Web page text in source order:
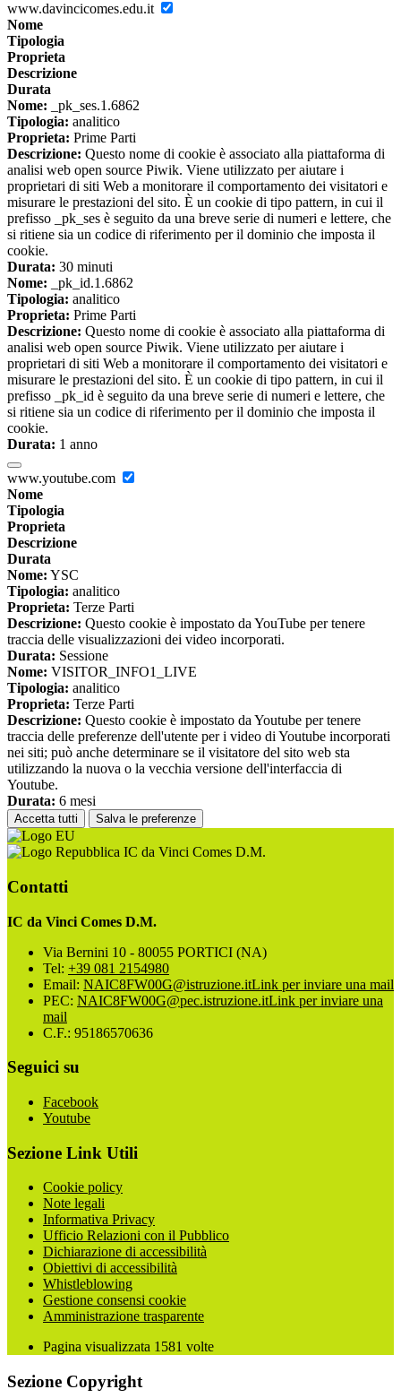
www.davincicomes.edu.it
Nome
Tipologia
Proprieta
Descrizione
Durata
Nome: _pk_ses.1.6862
Tipologia: analitico
Proprieta: Prime Parti
Descrizione: Questo nome di cookie è associato alla piattaforma di
analisi web open source Piwik. Viene utilizzato per aiutare i
proprietari di siti Web a monitorare il comportamento dei visitatori e
misurare le prestazioni del sito. È un cookie di tipo pattern, in cui il
prefisso _pk_ses è seguito da una breve serie di numeri e lettere, che
si ritiene sia un codice di riferimento per il dominio che imposta il
cookie.
Durata: 30 minuti
Nome: _pk_id.1.6862
Tipologia: analitico
Proprieta: Prime Parti
Descrizione: Questo nome di cookie è associato alla piattaforma di
analisi web open source Piwik. Viene utilizzato per aiutare i
proprietari di siti Web a monitorare il comportamento dei visitatori e
misurare le prestazioni del sito. È un cookie di tipo pattern, in cui il
prefisso _pk_id è seguito da una breve serie di numeri e lettere, che
si ritiene sia un codice di riferimento per il dominio che imposta il
cookie.
Durata: 1 anno
www.youtube.com
Nome
Tipologia
Proprieta
Descrizione
Durata
Nome: YSC
Tipologia: analitico
Proprieta: Terze Parti
Descrizione: Questo cookie è impostato da YouTube per tenere
traccia delle visualizzazioni dei video incorporati.
Durata: Sessione
Nome: VISITOR_INFO1_LIVE
Tipologia: analitico
Proprieta: Terze Parti
Descrizione: Questo cookie è impostato da Youtube per tenere
traccia delle preferenze dell'utente per i video di Youtube incorporati
nei siti; può anche determinare se il visitatore del sito web sta
utilizzando la nuova o la vecchia versione dell'interfaccia di
Youtube.
Durata: 6 mesi
Accetta tutti Salva le preferenze
IC da Vinci Comes D.M.
Contatti
IC da Vinci Comes D.M.
Via Bernini 10 - 80055 PORTICI (NA)
Tel: +39 081 2154980
Email: NAIC8FW00G@istruzione.itLink per inviare una mail
PEC: NAIC8FW00G@pec.istruzione.itLink per inviare una
mail
C.F.: 95186570636
Seguici su
Facebook
Youtube
Sezione Link Utili
Cookie policy
Note legali
Informativa Privacy
Ufficio Relazioni con il Pubblico
Dichiarazione di accessibilità
Obiettivi di accessibilità
Whistleblowing
Gestione consensi cookie
Amministrazione trasparente
Pagina visualizzata 1581 volte
Sezione Copyright